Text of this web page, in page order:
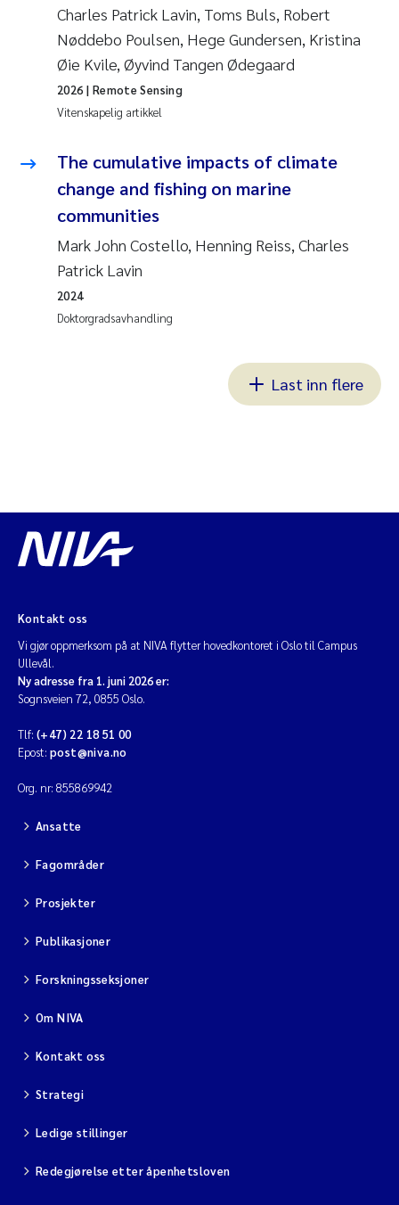
Charles Patrick Lavin, Toms Buls, Robert
Nøddebo Poulsen, Hege Gundersen, Kristina
Øie Kvile, Øyvind Tangen Ødegaard
Vitenskapelig artikkel
2026 | Remote Sensing
The cumulative impacts of climate
change and fishing on marine
communities
Mark John Costello, Henning Reiss, Charles
Patrick Lavin
Doktorgradsavhandling
2024
Last inn flere
Kontakt oss
Vi gjør oppmerksom på at NIVA flytter hovedkontoret i Oslo til Campus
Ullevål.
Ny adresse fra 1. juni 2026 er:
Sognsveien 72, 0855 Oslo.
Tlf: (+47) 22 18 51 00
Epost: post@niva.no
Org. nr: 855869942
Ansatte
Fagområder
Prosjekter
Publikasjoner
Forskningsseksjoner
Om NIVA
Kontakt oss
Strategi
Ledige stillinger
Redegjørelse etter åpenhetsloven